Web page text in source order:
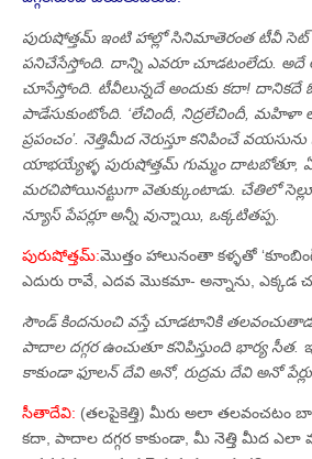
పురుషోత్తమ్‌ ఇంటి హాల్లో సినిమాతెరంత టీవీ
పనిచేసేస్తోంది. దాన్ని ఎవరూ చూడటంలేదు. అదే
చూసేస్తోంది. టీవీలున్నదే అందుకు కదా! దానికదే
పాడేసుకుంటోంది. ‘లేచిందీ, నిద్రలేచిందీ, మహిళా
ప్రపంచం’. నెత్తిమీద నెరుస్తూ కనిపించే
యాభయ్యేళ్ళ పురుషోత్తమ్‌ గుమ్మం దాటబోతూ, ఏదో
మరచిపోయినట్టుగా వెతుక్కుంటాడు. చేతిలో
న్యూస్‌ పేపర్లూ అన్నీ వున్నాయి, ఒక్కటితప్ప.
పురుషోత్తమ్‌:మొత్తం హాలునంతా కళ్ళతో
ఎదురు రావే, ఎదవ మొకమా- అన్నాను, ఎక్కడ
సౌండ్‌ కిందనుంచి వస్తే చూడటానికి
పాదాల దగ్గర ఉంచుతూ కనిపిస్తుంది భార్య సీత.
కాకుండా ఫూలన్‌ దేవి అనో, రుద్రమ దేవి అనో పేర్లు
సీతాదేవి: (తలపైకెత్తి) మీరు అలా తలవంచటం
కదా, పాదాల దగ్గర కాకుండా, మీ నెత్తి మీద ఎలా